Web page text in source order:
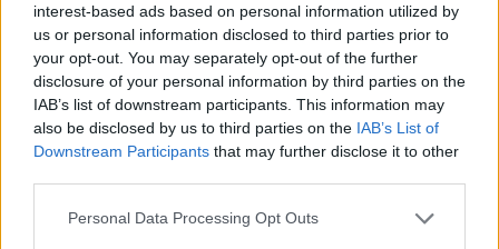
interest-based ads based on personal information utilized by
us or personal information disclosed to third parties prior to
your opt-out. You may separately opt-out of the further
disclosure of your personal information by third parties on the
IAB’s list of downstream participants. This information may
also be disclosed by us to third parties on the IAB’s List of
Downstream Participants that may further disclose it to other
Please note that this website/app uses one or more Google
Personal Data Processing Opt Outs
24 ÓRA TOVÁBBI HÍREI
24 óra